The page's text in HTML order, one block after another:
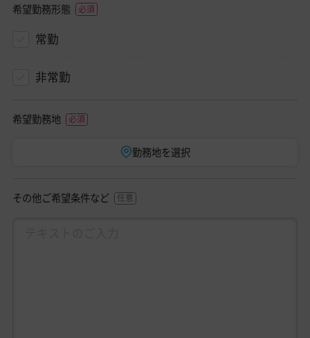
希望勤務形態
常勤
非常勤
希望勤務地
勤務地を選択
その他ご希望条件など